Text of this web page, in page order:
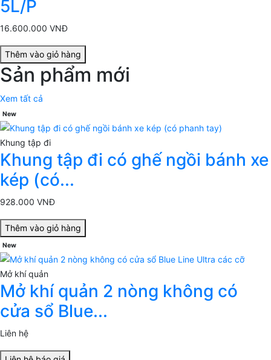
5L/P
16.600.000 VNĐ
Thêm vào giỏ hàng
Sản phẩm mới
Xem tất cả
New
Khung tập đi
Khung tập đi có ghế ngồi bánh xe
kép (có...
928.000 VNĐ
Thêm vào giỏ hàng
New
Mở khí quản
Mở khí quản 2 nòng không có
cửa sổ Blue...
Liên hệ